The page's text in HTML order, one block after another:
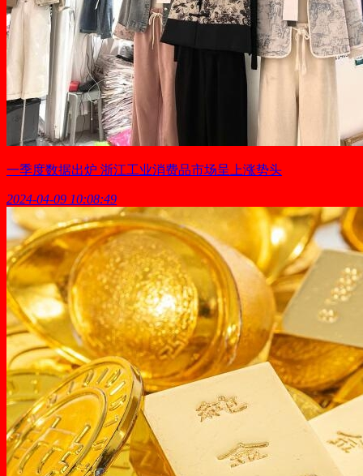
一季度数据出炉 浙江工业消费品市场呈上涨势头
2024-04-09 10:08:49